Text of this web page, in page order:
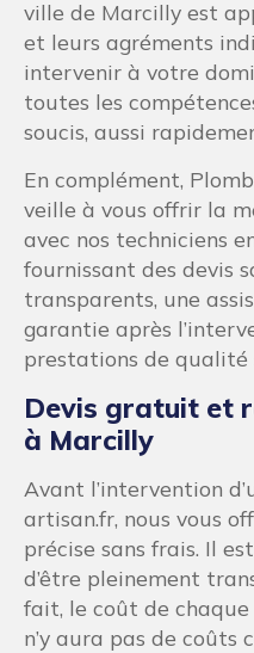
ville de Marcilly est
et leurs agréments
intervenir à votre
toutes les
soucis, aussi
En complément,
veille à vous offrir la
avec nos techniciens
fournissant des devis
transparents, une
garantie après
prestations de qualité
Devis gratuit et
à Marcilly
Avant l’intervention
artisan.fr, nous vous
précise sans frais. Il
d’être pleinement
fait, le coût de
n’y aura pas de coûts